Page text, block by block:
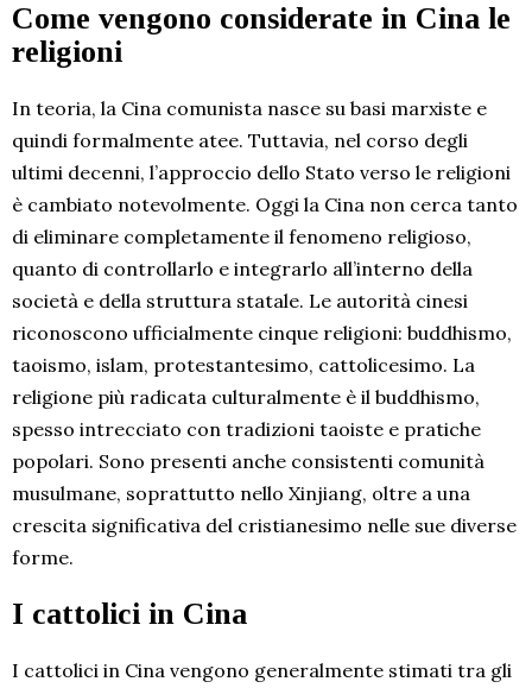
Come vengono considerate in Cina le
religioni
In teoria, la Cina comunista nasce su basi marxiste e
quindi formalmente atee. Tuttavia, nel corso degli
ultimi decenni, l’approccio dello Stato verso le religioni
è cambiato notevolmente. Oggi la Cina non cerca tanto
di eliminare completamente il fenomeno religioso,
quanto di controllarlo e integrarlo all’interno della
società e della struttura statale. Le autorità cinesi
riconoscono ufficialmente cinque religioni: buddhismo,
taoismo, islam, protestantesimo, cattolicesimo. La
religione più radicata culturalmente è il buddhismo,
spesso intrecciato con tradizioni taoiste e pratiche
popolari. Sono presenti anche consistenti comunità
musulmane, soprattutto nello Xinjiang, oltre a una
crescita significativa del cristianesimo nelle sue diverse
forme.
I cattolici in Cina
I cattolici in Cina vengono generalmente stimati tra gli